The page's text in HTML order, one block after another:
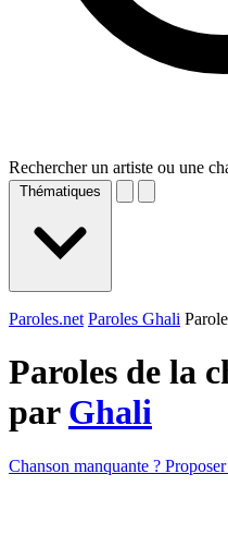
Rechercher un artiste ou une
Thématiques
Paroles.net Paroles Ghali
Paroles de la
par Ghali
Chanson manquante ?